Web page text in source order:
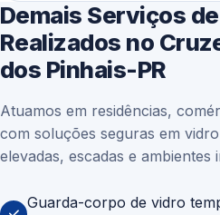
Demais Serviços
Realizados no
dos Pinhais-PR
Atuamos em residências,
com soluções seguras em
elevadas, escadas e ambientes
Guarda-corpo de vidro